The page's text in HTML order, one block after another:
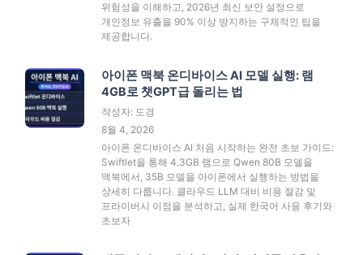
위험성을 이해하고, 2026년 최신 보안 설정으로
개인정보 유출을 90% 이상 방지하는 구체적인 팁을
제공합니다.
아이폰 맥북 온디바이스 AI 모델 실행: 램
4GB로 챗GPT급 돌리는 법
작성자: 도경
8월 4, 2026
아이폰 온디바이스 AI 처음 시작하는 완전 초보 가이드:
Swiftlet을 통해 4.3GB 램으로 Qwen 80B 모델을
맥북에서, 35B 모델을 아이폰에서 실행하는 방법을
상세히 다룹니다. 클라우드 LLM 대비 비용 절감 및
프라이버시 이점을 분석하고, 실제 한국어 사용 후기와
초보자